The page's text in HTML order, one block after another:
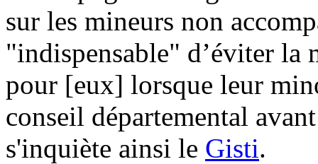
sur les mineurs non
"indispensable" d’éviter la
pour [eux] lorsque leur
conseil départemental
s'inquiète ainsi le Gisti.